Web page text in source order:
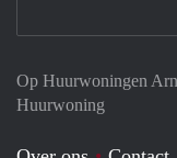
Op Huurwoningen
Huurwoning